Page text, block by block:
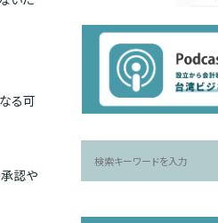
る可
認や